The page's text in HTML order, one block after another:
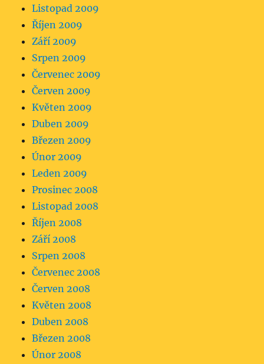
Listopad 2009
Říjen 2009
Září 2009
Srpen 2009
Červenec 2009
Červen 2009
Květen 2009
Duben 2009
Březen 2009
Únor 2009
Leden 2009
Prosinec 2008
Listopad 2008
Říjen 2008
Září 2008
Srpen 2008
Červenec 2008
Červen 2008
Květen 2008
Duben 2008
Březen 2008
Únor 2008